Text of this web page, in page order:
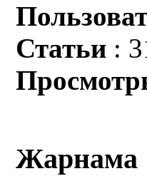
Статьи :
Жарнама